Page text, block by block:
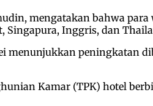
mengatakan bahwa
Singapura, Inggris, dan
menunjukkan peningkatan
Kamar (TPK) hotel